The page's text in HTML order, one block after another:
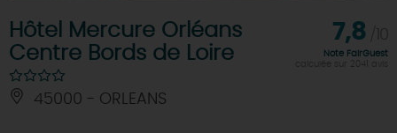
Hôtel Mercure Orléans
Centre Bords de Loire
45000 - ORLEANS
7,8
Note FairGuest
calculée sur 2041 avis